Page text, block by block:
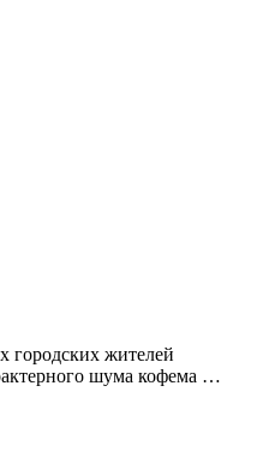
городских жителей
шума кофема …